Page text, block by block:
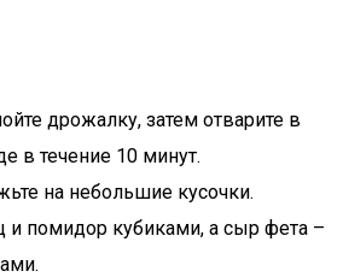
дрожалку, затем отварите в
в течение 10 минут.
на небольшие кусочки.
и помидор кубиками, а сыр фета –